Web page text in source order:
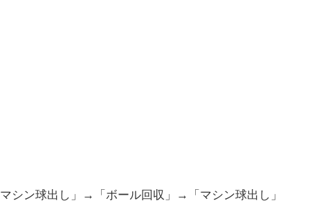
シン球出し」→「ボール回収」→「マシン球出し」